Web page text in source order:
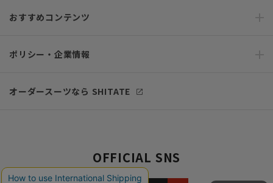
おすすめコンテンツ
ポリシー・企業情報
オーダースーツなら SHITATE
OFFICIAL SNS